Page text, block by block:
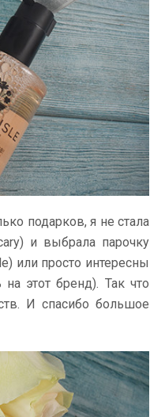
подарков, я не стала
и выбрала парочку
или просто интересны
этот бренд). Так что
И спасибо большое